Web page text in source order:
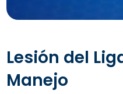
Lesión del
Manejo